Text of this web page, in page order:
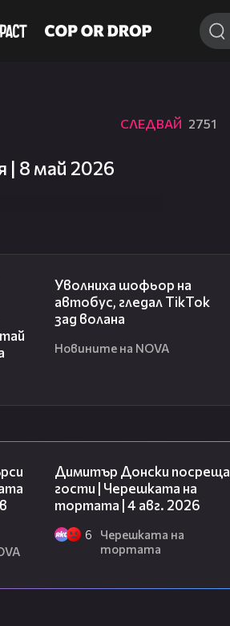
СЛЕДВАЙ 2751
| 8 май 2026
Уволниха шофьор на
автобус, гледал TikTok
зад волана
Новините на NOVA
Димитър Донски посреща
гости | Черешката на
тортата | 4 авг. 2026
6
Черешката на
тортата